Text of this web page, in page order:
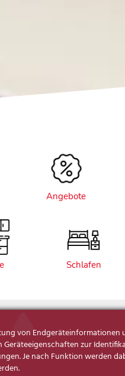
Angebote
Schlafen
von
zur
Je nach Funktion werden